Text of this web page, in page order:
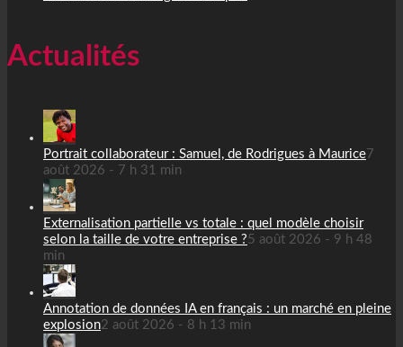
Actualités
Portrait collaborateur : Samuel, de Rodrigues à Maurice 7
août 2026 - 7 h 31 min
Externalisation partielle vs totale : quel modèle choisir
selon la taille de votre entreprise ?5 août 2026 - 9 h 48
min
Annotation de données IA en français : un marché en pleine
explosion2 août 2026 - 8 h 13 min